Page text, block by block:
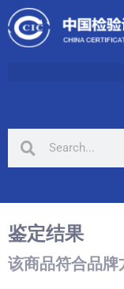
鉴定结果
该商品符合品牌